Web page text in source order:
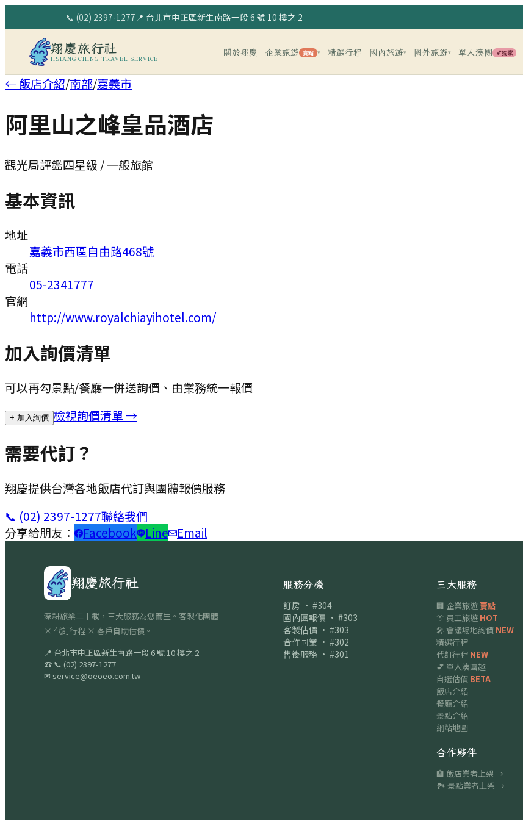
📞 (02) 2397-1277📍 台北市中正區新生南路一段 6 號 10 樓之 2
翔慶旅行社
HSIANG CHING TRAVEL SERVICE
關於翔慶 企業旅遊 賣點 ▾ 精選行程 國內旅遊▾ 國外旅遊▾ 單人湊團 💕獨家
← 飯店介紹/南部/嘉義市
阿里山之峰皇品酒店
觀光局評鑑四星級 / 一般旅館
基本資訊
地址
嘉義市西區自由路468號
電話
05-2341777
官網
http://www.royalchiayihotel.com/
加入詢價清單
可以再勾景點/餐廳一併送詢價、由業務統一報價
+ 加入詢價 檢視詢價清單 →
需要代訂？
翔慶提供台灣各地飯店代訂與團體報價服務
📞 (02) 2397-1277聯絡我們
分享給朋友：
Facebook Line Email
翔慶旅行社
深耕旅業二十載，三大服務為您而生。客製化團體
× 代訂行程 × 客戶自助估價。
📍 台北市中正區新生南路一段 6 號 10 樓之 2
☎ 📞 (02) 2397-1277
✉ service@oeoeo.com.tw
服務分機
訂房 · #304
國內團報價 · #303
客製估價 · #303
合作同業 · #302
售後服務 · #301
三大服務
🏢 企業旅遊賣點
👔 員工旅遊 HOT
🎤 會議場地詢價 NEW
精選行程
代訂行程 NEW
💕 單人湊團趣
自選估價 BETA
飯店介紹
餐廳介紹
景點介紹
網站地圖
合作夥伴
🏨 飯店業者上架 →
🏞 景點業者上架 →